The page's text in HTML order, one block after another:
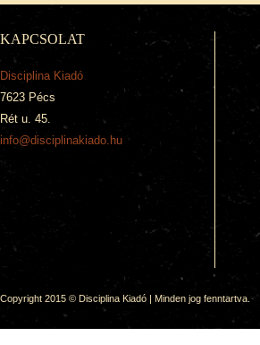
KAPCSOLAT
Disciplina Kiadó
7623 Pécs
Rét u. 45.
info@disciplinakiado.hu
Copyright 2015 © Disciplina Kiadó | Minden jog fenntartva.